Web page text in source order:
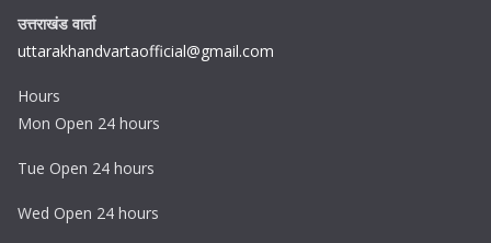
उत्तराखंड वार्ता
uttarakhandvartaofficial@gmail.com
Hours
Mon Open 24 hours
Tue Open 24 hours
Wed Open 24 hours